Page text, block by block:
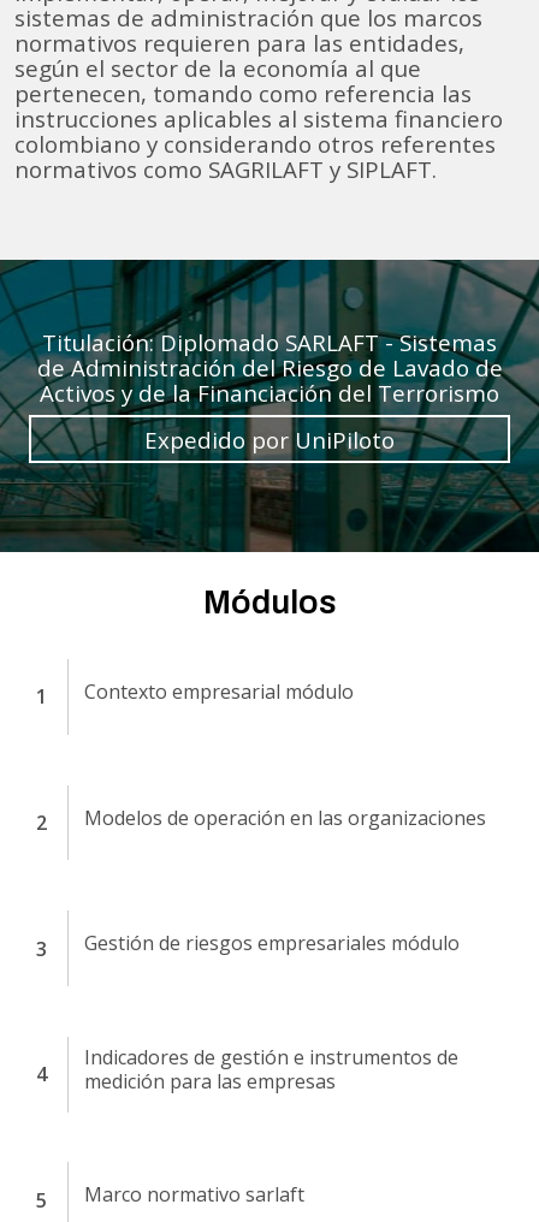
sistemas de administración que los marcos
normativos requieren para las entidades,
según el sector de la economía al que
pertenecen, tomando como referencia las
instrucciones aplicables al sistema financiero
colombiano y considerando otros referentes
normativos como SAGRILAFT y SIPLAFT.
Titulación: Diplomado SARLAFT - Sistemas
de Administración del Riesgo de Lavado de
Activos y de la Financiación del Terrorismo
Expedido por UniPiloto
Módulos
Contexto empresarial módulo
Modelos de operación en las organizaciones
Gestión de riesgos empresariales módulo
Indicadores de gestión e instrumentos de
medición para las empresas
Marco normativo sarlaft